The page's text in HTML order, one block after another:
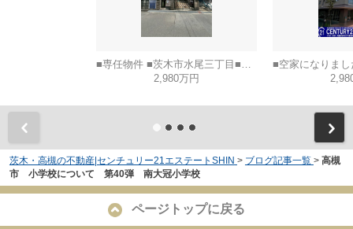
2,980万円
茨木・高槻の不動産|センチュリー21エステートSHIN > ブログ記事一覧 > 高槻
市 小学校について 第40弾 南大冠小学校
ページトップに戻る